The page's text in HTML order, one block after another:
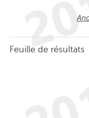
Feuille de résultats